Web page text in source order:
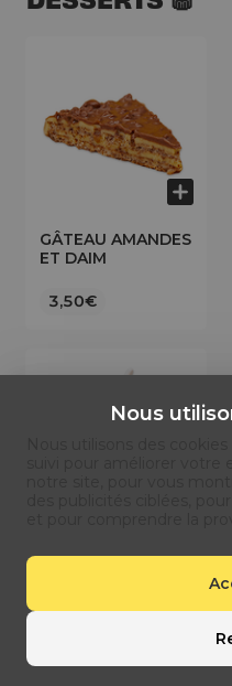
GÂTEAU AMANDES
ET DAIM
3,50€
SUNDAE
coulis au choix offert (ou
Nous